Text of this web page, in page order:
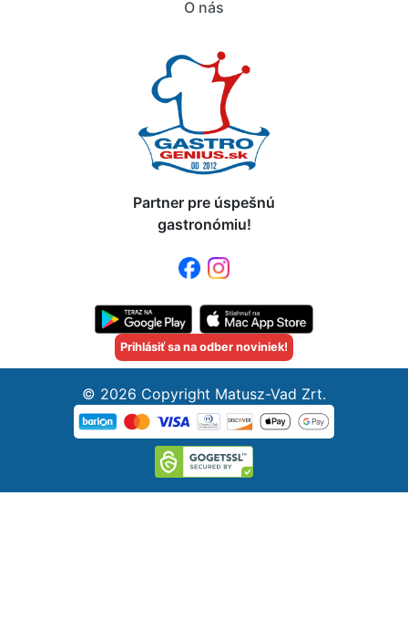
O nás
Partner pre úspešnú
gastronómiu!
Prihlásiť sa na odber noviniek!
© 2026 Copyright Matusz-Vad Zrt.